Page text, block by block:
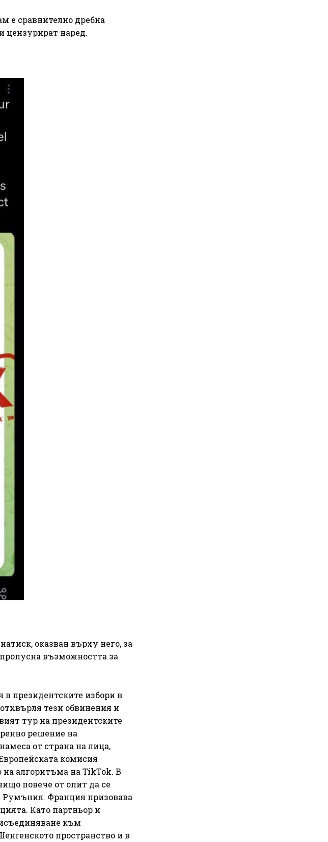
е сравнително дребна
цензурират наред.
оказван върху него, за
възможността за
президентските избори в
тези обвинения и
тур на президентските
решение на
от страна на лица,
комисия
алгоритъма на TikTok. В
повече от опит да се
Румъния. Франция призовава
Като партньор и
към
пространство и в